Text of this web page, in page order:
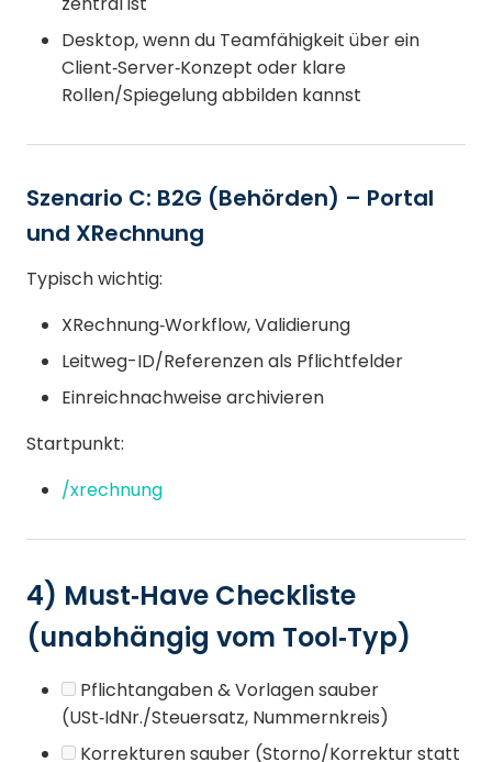
Desktop, wenn du Teamfähigkeit über ein
Client‑Server‑Konzept oder klare
Rollen/Spiegelung abbilden kannst
Szenario C: B2G (Behörden) – Portal
und XRechnung
Typisch wichtig:
XRechnung‑Workflow, Validierung
Leitweg-ID/Referenzen als Pflichtfelder
Einreichnachweise archivieren
Startpunkt:
/xrechnung
4) Must‑Have Checkliste
(unabhängig vom Tool‑Typ)
Pflichtangaben & Vorlagen sauber
(USt‑IdNr./Steuersatz, Nummernkreis)
Korrekturen sauber (Storno/Korrektur statt